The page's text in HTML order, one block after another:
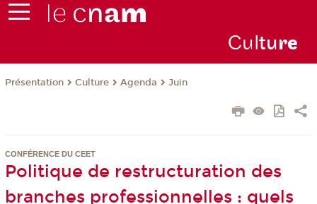
Culture
Présentation Culture Agenda Juin
CONFÉRENCE DU CEET
Politique de restructuration des
branches professionnelles : quels